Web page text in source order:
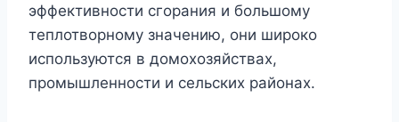
эффективности сгорания и большому
теплотворному значению, они широко
используются в домохозяйствах,
промышленности и сельских районах.